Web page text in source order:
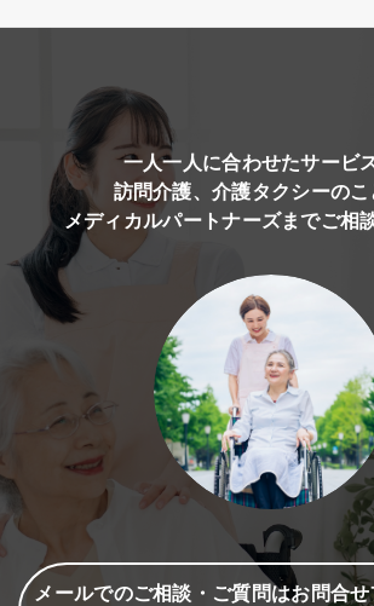
一人一人に合わせたサービ
訪問介護、介護タクシーのこ
メディカルパートナーズまでご相
メールでのご相談・ご質問はお問合